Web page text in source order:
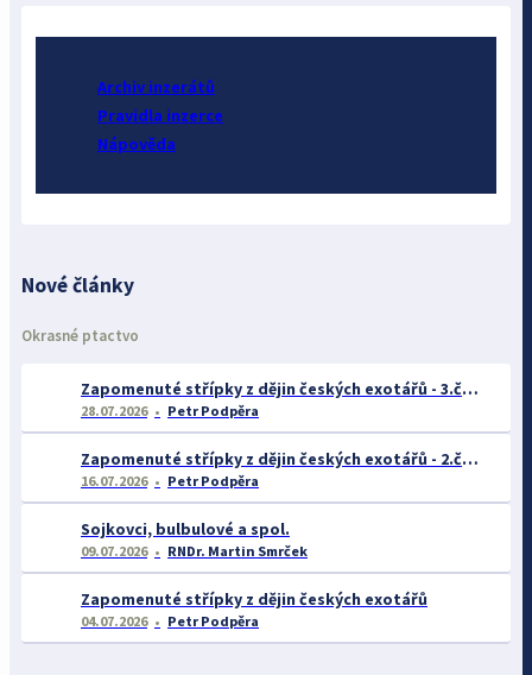
Archiv inzerátů
Pravidla inzerce
Nápověda
Nové články
Okrasné ptactvo
Zapomenuté střípky z dějin českých exotářů - 3.část
28.07.2026 Petr Podpěra
Zapomenuté střípky z dějin českých exotářů - 2.část
16.07.2026 Petr Podpěra
Sojkovci, bulbulové a spol.
09.07.2026 RNDr. Martin Smrček
Zapomenuté střípky z dějin českých exotářů
04.07.2026 Petr Podpěra